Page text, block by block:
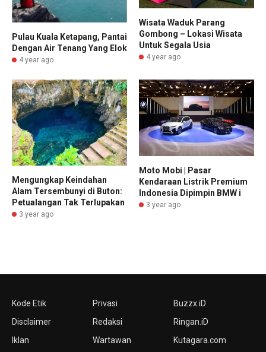
Pulau Kuala Ketapang, Pantai
Dengan Air Tenang Yang Elok
4 year ago
Wisata Waduk Parang
Gombong – Lokasi Wisata
Untuk Segala Usia
4 year ago
Mengungkap Keindahan
Alam Tersembunyi di Buton:
Petualangan Tak Terlupakan
3 year ago
Moto Mobi | Pasar
Kendaraan Listrik Premium
Indonesia Dipimpin BMW i
3 year ago
Kode Etik
Disclaimer
Iklan
Privasi
Redaksi
Wartawan
Buzzx.iD
Ringan.iD
Kutagara.com